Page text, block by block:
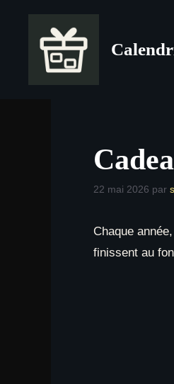
contenu
22 mai 2026 par
Chaque
finissent au